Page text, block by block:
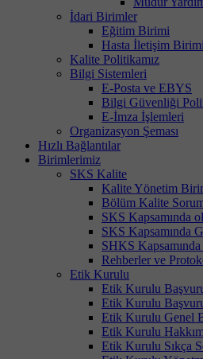
İdari Birimler
Eğitim Birimi
Hasta İletişim Birimi
Kalite Politikamız
Bilgi Sistemleri
E-Posta ve EBYS
Bilgi Güvenliği
E-İmza İşlemleri
Organizasyon Şeması
Hızlı Bağlantılar
Birimlerimiz
SKS Kalite
Kalite Yönetim
Bölüm Kalite
SKS Kapsamında
SKS Kapsamında
SHKS
Rehberler ve
Etik Kurulu
Etik Kurulu
Etik Kurulu
Etik Kurulu Genel
Etik Kurulu
Etik Kurulu Sıkça